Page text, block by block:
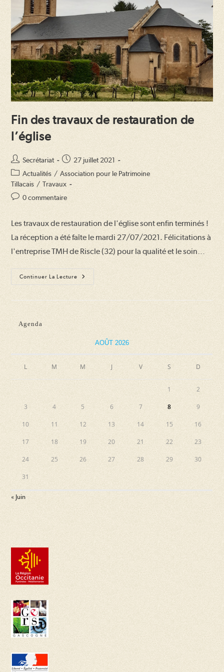
Fin des travaux de restauration de
l’église
Auteur/autrice
de
la
publication :
Secrétariat
Publication
publiée :
27 juillet 2021
Post
category:
Actualités / Association pour le Patrimoine
Tillacais / Travaux
Commentaires
publication :
0 commentaire
Les travaux de restauration de l'église sont enfin terminés !
La réception a été faîte le mardi 27/07/2021. Félicitations à
l'entreprise TMH de Riscle (32) pour la qualité et le soin…
Continuer La Lecture
Fin
Des
De
Agenda
AOÛT 2026
L M M J V S D
1 2
3 4 5 6 7 8 9
10 11 12 13 14 15 16
17 18 19 20 21 22 23
24 25 26 27 28 29 30
31
« Juin